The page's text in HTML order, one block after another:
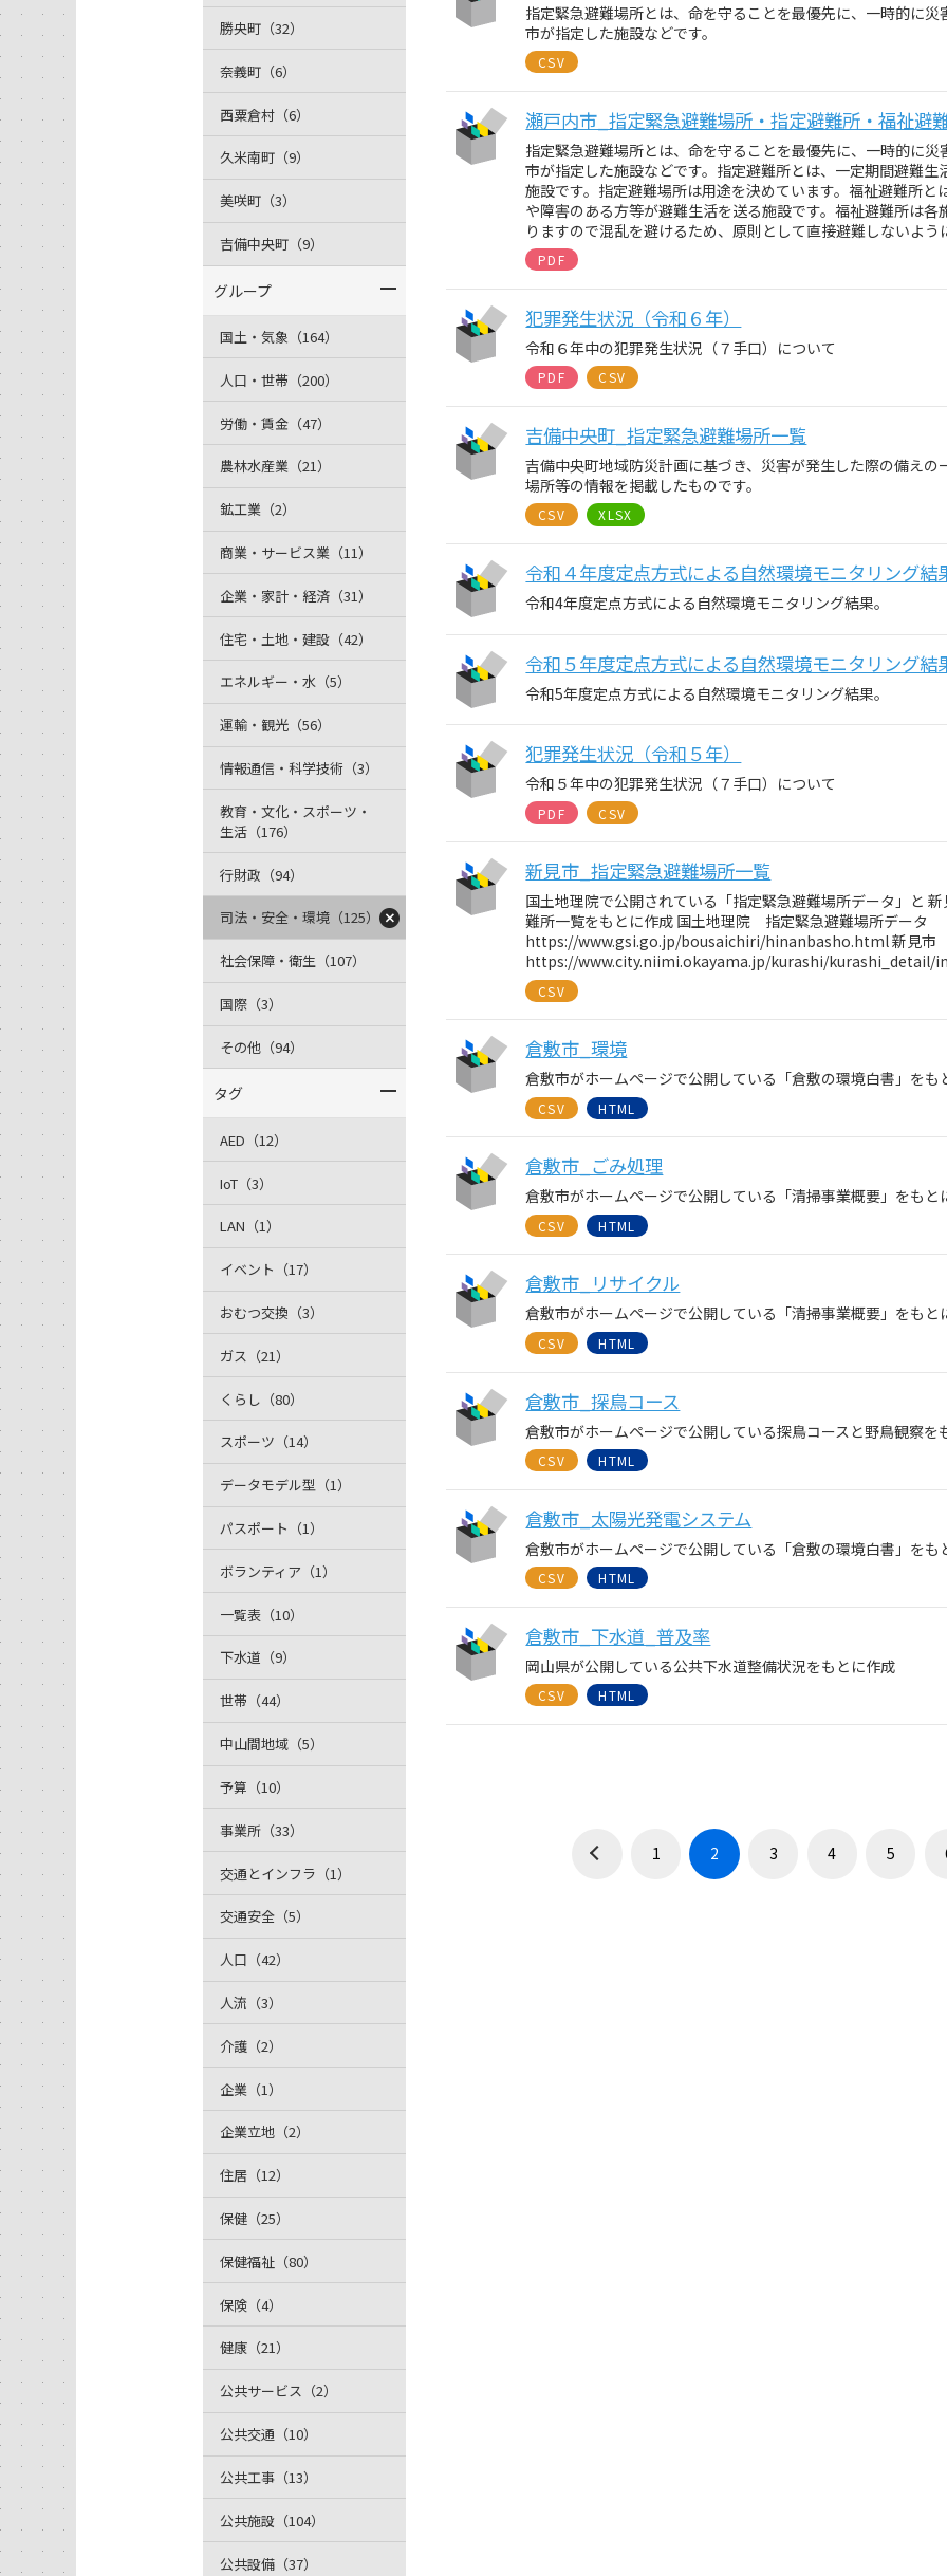
指定緊急避難場所とは、命を守ることを最優先に、一時的に
市が指定した施設などです。
CSV
瀬戸内市_指定緊急避難場所・指定避難所・福祉避
指定緊急避難場所とは、命を守ることを最優先に、一時的に
市が指定した施設などです。指定避難所とは、一定期間避難
施設です。指定避難場所は用途を決めています。福祉避難所
や障害のある方等が避難生活を送る施設です。福祉避難所は
りますので混乱を避けるため、原則として直接避難しないよう
PDF
犯罪発生状況（令和６年）
令和６年中の犯罪発生状況（７手口）について
PDF CSV
吉備中央町_指定緊急避難場所一覧
吉備中央町地域防災計画に基づき、災害が発生した際の備え
場所等の情報を掲載したものです。
CSV XLSX
令和４年度定点方式による自然環境モニタリング結
令和4年度定点方式による自然環境モニタリング結果。
令和５年度定点方式による自然環境モニタリング結
令和5年度定点方式による自然環境モニタリング結果。
犯罪発生状況（令和５年）
令和５年中の犯罪発生状況（７手口）について
PDF CSV
新見市_指定緊急避難場所一覧
国土地理院で公開されている「指定緊急避難場所データ」と
難所一覧をもとに作成 国土地理院 指定緊急避難場所データ
https://www.gsi.go.jp/bousaichiri/hinanbasho.html 新見市
https://www.city.niimi.okayama.jp/kurashi/kurashi_detail/
CSV
倉敷市_環境
倉敷市がホームページで公開している「倉敷の環境白書」をも
CSV HTML
倉敷市_ごみ処理
倉敷市がホームページで公開している「清掃事業概要」をもと
CSV HTML
倉敷市_リサイクル
倉敷市がホームページで公開している「清掃事業概要」をもと
CSV HTML
倉敷市_探鳥コース
倉敷市がホームページで公開している探鳥コースと野鳥観察を
CSV HTML
倉敷市_太陽光発電システム
倉敷市がホームページで公開している「倉敷の環境白書」をも
CSV HTML
倉敷市_下水道_普及率
岡山県が公開している公共下水道整備状況をもとに作成
CSV HTML
1 2 3 4 5
勝央町（32）
奈義町（6）
西粟倉村（6）
久米南町（9）
美咲町（3）
吉備中央町（9）
グループ
国土・気象（164）
人口・世帯（200）
労働・賃金（47）
農林水産業（21）
鉱工業（2）
商業・サービス業（11）
企業・家計・経済（31）
住宅・土地・建設（42）
エネルギー・水（5）
運輸・観光（56）
情報通信・科学技術（3）
教育・文化・スポーツ・
生活（176）
行財政（94）
司法・安全・環境（125）
社会保障・衛生（107）
国際（3）
その他（94）
タグ
AED（12）
IoT（3）
LAN（1）
イベント（17）
おむつ交換（3）
ガス（21）
くらし（80）
スポーツ（14）
データモデル型（1）
パスポート（1）
ボランティア（1）
一覧表（10）
下水道（9）
世帯（44）
中山間地域（5）
予算（10）
事業所（33）
交通とインフラ（1）
交通安全（5）
人口（42）
人流（3）
介護（2）
企業（1）
企業立地（2）
住居（12）
保健（25）
保健福祉（80）
保険（4）
健康（21）
公共サービス（2）
公共交通（10）
公共工事（13）
公共施設（104）
公共設備（37）